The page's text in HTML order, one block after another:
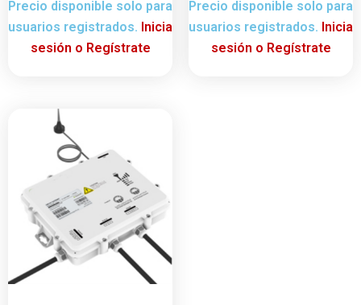
Precio disponible solo para
usuarios registrados. Inicia
sesión o Regístrate
Precio disponible solo para
usuarios registrados. Inicia
sesión o Regístrate